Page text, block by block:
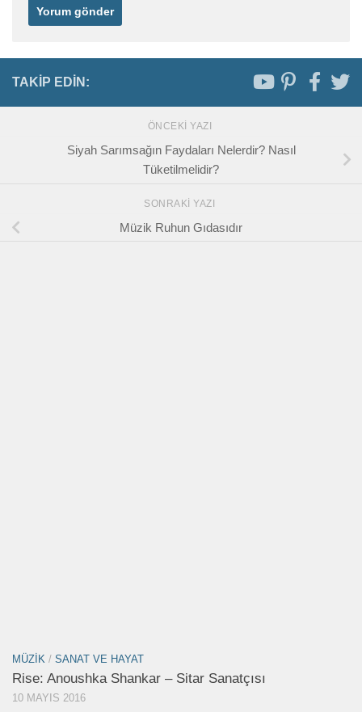
TAKIP EDIN:
ÖNCEKI YAZI
Siyah Sarımsağın Faydaları Nelerdir? Nasıl
Tüketilmelidir?
SONRAKI YAZI
Müzik Ruhun Gıdasıdır
MÜZIK / SANAT VE HAYAT
Rise: Anoushka Shankar – Sitar Sanatçısı
10 MAYIS 2016